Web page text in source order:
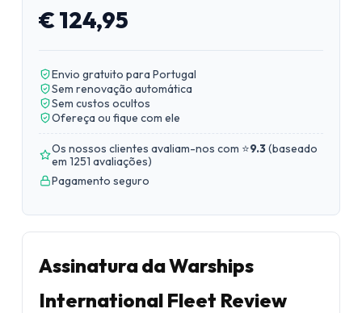
€ 124,95
Envio gratuito para Portugal
Sem renovação automática
Sem custos ocultos
Ofereça ou fique com ele
Os nossos clientes avaliam-nos com ⭐9.3(baseado
em 1251 avaliações)
Pagamento seguro
Assinatura da Warships
International Fleet Review